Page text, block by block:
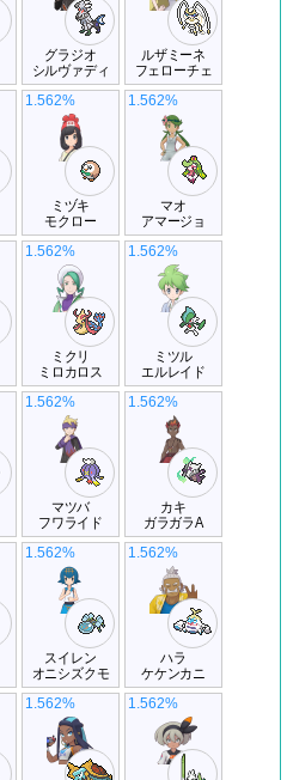
グラジオ
シルヴァディ
ルザミーネ
フェローチェ
ミヅキ
モクロー
1.562%
マオ
アマージョ
1.562%
ミクリ
ミロカロス
1.562%
ミツル
エルレイド
1.562%
マツバ
フワライド
1.562%
カキ
ガラガラA
1.562%
スイレン
オニシズクモ
1.562%
ハラ
ケケンカニ
1.562%
1.562% 1.562%